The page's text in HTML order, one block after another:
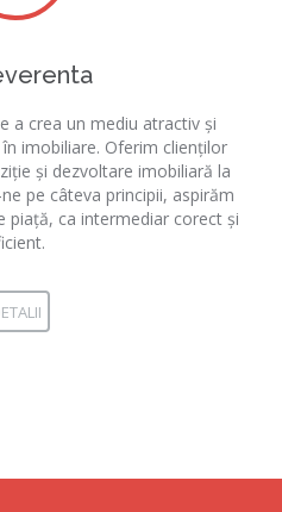
a crea un mediu atractiv și
imobiliare. Oferim clienților
și dezvoltare imobiliară la
pe câteva principii, aspirăm
piață, ca intermediar corect și